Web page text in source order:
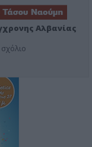
Αλβανίας